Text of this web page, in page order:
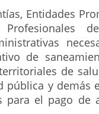
Entidades
de
de
pública y demás
para el pago de